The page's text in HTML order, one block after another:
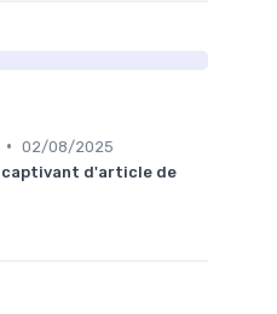
• 02/08/2025
captivant d'article de